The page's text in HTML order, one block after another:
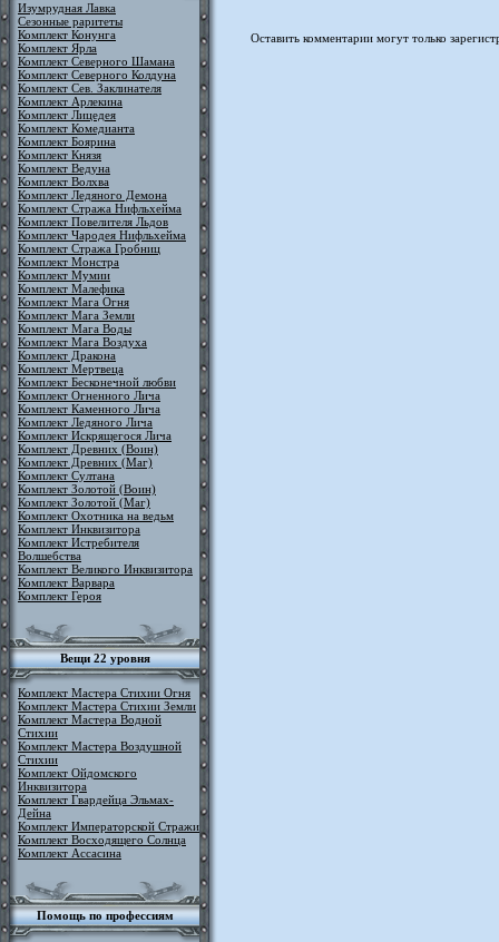
Изумрудная Лавка
Сезонные раритеты
Комплект Конунга
Комплект Ярла
Комплект Северного Шамана
Комплект Северного Колдуна
Комплект Сев. Заклинателя
Комплект Арлекина
Комплект Лицедея
Комплект Комедианта
Комплект Боярина
Комплект Князя
Комплект Ведуна
Комплект Волхва
Комплект Ледяного Демона
Комплект Стража Нифльхейма
Комплект Повелителя Льдов
Комплект Чародея Нифльхейма
Комплект Стража Гробниц
Комплект Монстра
Комплект Мумии
Комплект Малефика
Комплект Мага Огня
Комплект Мага Земли
Комплект Мага Воды
Комплект Мага Воздуха
Комплект Дракона
Комплект Мертвеца
Комплект Бесконечной любви
Комплект Огненного Лича
Комплект Каменного Лича
Комплект Ледяного Лича
Комплект Искрящегося Лича
Комплект Древних (Воин)
Комплект Древних (Маг)
Комплект Султана
Комплект Золотой (Воин)
Комплект Золотой (Маг)
Комплект Охотника на ведьм
Комплект Инквизитора
Комплект Истребителя
Волшебства
Комплект Великого Инквизитора
Комплект Варвара
Комплект Героя
Вещи 22 уровня
Комплект Мастера Стихии Огня
Комплект Мастера Стихии Земли
Комплект Мастера Водной
Стихии
Комплект Мастера Воздушной
Стихии
Комплект Ойдомского
Инквизитора
Комплект Гвардейца Эльмах-
Дейна
Комплект Императорской Стражи
Комплект Восходящего Солнца
Комплект Ассасина
Помощь по профессиям
Оставить комментарии могут только